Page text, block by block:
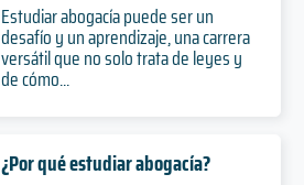
Estudiar abogacía puede ser un
desafío y un aprendizaje, una carrera
versátil que no solo trata de leyes y
de cómo...
¿Por qué estudiar abogacía?